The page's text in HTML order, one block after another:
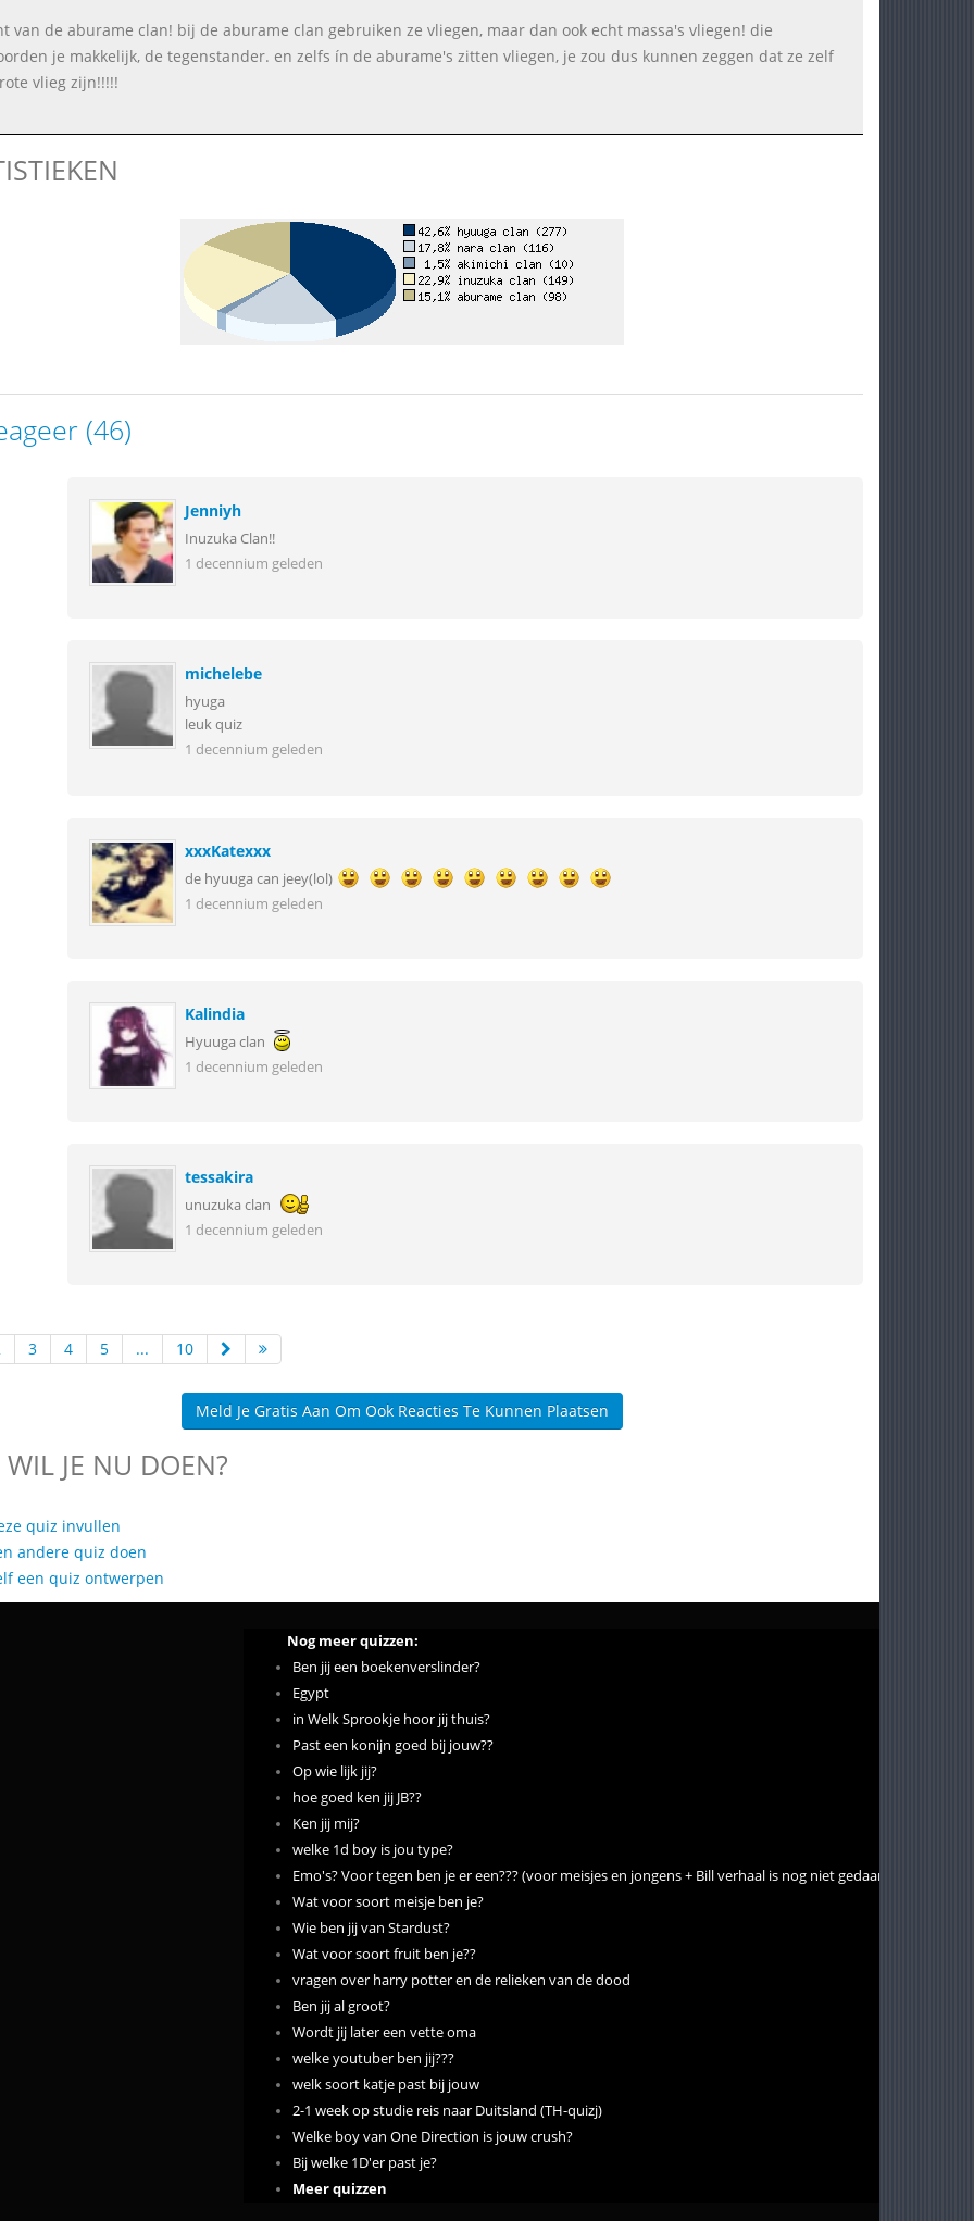
van de aburame clan! bij de aburame clan gebruiken ze vliegen, maar dan ook echt massa's vliegen! die
je makkelijk, de tegenstander. en zelfs ín de aburame's zitten vliegen, je zou dus kunnen zeggen dat ze zelf
vlieg zijn!!!!!
(46)
Jenniyh
Inuzuka Clan!!
1 decennium geleden
michelebe
hyuga
leuk quiz
1 decennium geleden
xxxKatexxx
de hyuuga can jeey(lol)
1 decennium geleden
Kalindia
Hyuuga clan
1 decennium geleden
tessakira
unuzuka clan
1 decennium geleden
3 4 5 ... 10
Meld Je Gratis Aan Om Ook Reacties Te Kunnen Plaatsen
JE NU DOEN?
quiz invullen
andere quiz doen
een quiz ontwerpen
Nog meer quizzen:
Ben jij een boekenverslinder?
Egypt
in Welk Sprookje hoor jij thuis?
Past een konijn goed bij jouw??
Op wie lijk jij?
hoe goed ken jij JB??
Ken jij mij?
welke 1d boy is jou type?
Emo's? Voor tegen ben je er een??? (voor meisjes en jongens + Bill verhaal is nog niet gedaan!)
Wat voor soort meisje ben je?
Wie ben jij van Stardust?
Wat voor soort fruit ben je??
vragen over harry potter en de relieken van de dood
Ben jij al groot?
Wordt jij later een vette oma
welke youtuber ben jij???
welk soort katje past bij jouw
2-1 week op studie reis naar Duitsland (TH-quizj)
Welke boy van One Direction is jouw crush?
Bij welke 1D'er past je?
Meer quizzen